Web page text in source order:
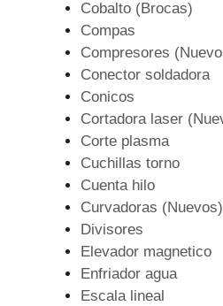
Cobalto (Brocas)
Compas
Compresores
Conector soldadora
Conicos
Cortadora laser
Corte plasma
Cuchillas torno
Cuenta hilo
Curvadoras (Nuevos)
Divisores
Elevador magnetico
Enfriador agua
Escala lineal